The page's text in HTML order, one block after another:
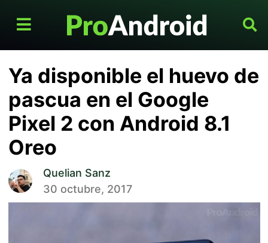
Ya disponible el huevo de
pascua en el Google
Pixel 2 con Android 8.1
Oreo
Quelian Sanz
30 octubre, 2017